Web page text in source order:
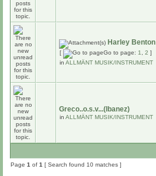
Harley Benton
[ Go to page: 1 2 ]
in ALLMÄNT MUSIK/INSTRUMENT
Greco..o.s.v...(Ibanez)
in ALLMÄNT MUSIK/INSTRUMENT
Page 1 of 1 [ Search found 10 matches ]